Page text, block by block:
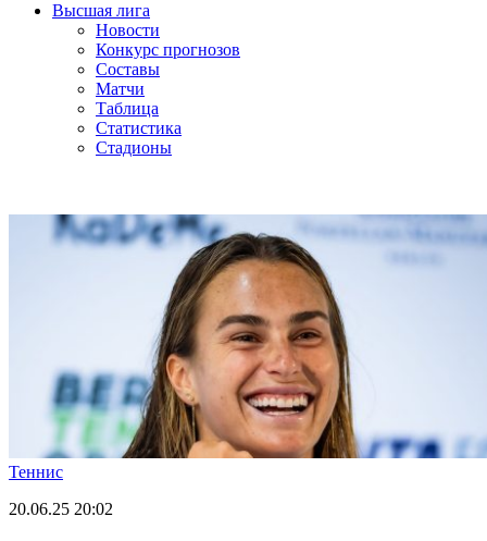
Высшая лига
Новости
Конкурс прогнозов
Составы
Матчи
Таблица
Статистика
Стадионы
Теннис
20.06.25 20:02